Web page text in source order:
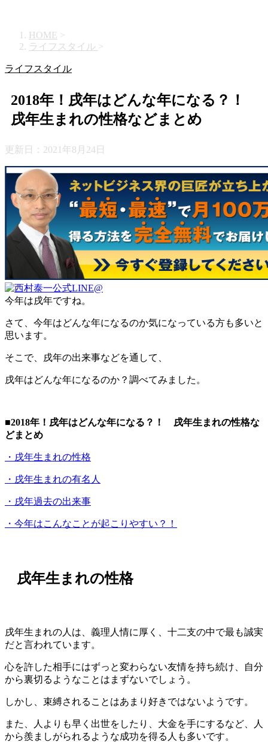
HOME >
ライフスタイル >
ライフスタイル
2018年！戌年はどんな年になる？！
戌年生まれの性格などまとめ
更新日： 2021年8月24日
今年は戌年ですね。
さて、今年はどんな年になるのか気になっている方も多いと
思います。
そこで、戌年の出来事などを通して、
戌年はどんな年になるのか？調べてみました。
■2018年！戌年はどんな年になる？！ 戌年生まれの性格な
どまとめ
・戌年生まれの性格
・戌年生まれの有名人
・戌年過去の出来事
・今年はこんなことが起こりやすい？！
戌年生まれの性格
戌年生まれの人は、義理人情に厚く、十二支の中で最も誠実
だと言われています。
心を許した相手にはずっと変わらない友情を持ち続け、自分
から裏切るようなことはまずないでしょう。
しかし、束縛されることはあまり好きではないようです。
また、人よりも早く出世をしたり、大金を手にするなど、人
から羨ましがられるような成功を得る人も多いです。